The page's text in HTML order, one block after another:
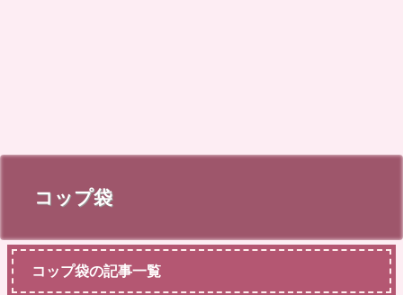
コップ袋
コップ袋の記事一覧